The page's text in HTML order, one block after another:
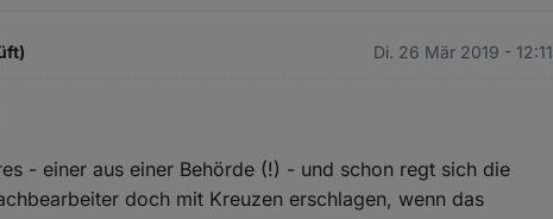
Di. 26 Mär 2019 - 12:11
- einer aus einer Behörde (!) - und schon regt sich die
doch mit Kreuzen erschlagen, wenn das